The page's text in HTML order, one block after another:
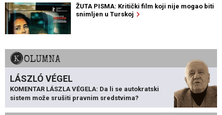
ŽUTA PISMA: Kritički film koji nije mogao biti
snimljen u Turskoj
KOLUMNA
LÁSZLÓ VÉGEL
KOMENTAR LÁSZLA VÉGELA: Da li se autokratski
sistem može srušiti pravnim sredstvima?